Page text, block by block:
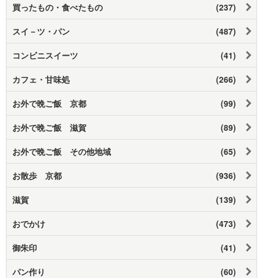
買ったもの・食べたもの (237)
スイ－ツ・パン (487)
コンビニスイーツ (41)
カフェ・甘味処 (266)
お外で晩ご飯 京都 (99)
お外で晩ご飯 滋賀 (89)
お外で晩ご飯 その他地域 (65)
お散歩 京都 (936)
滋賀 (139)
おでかけ (473)
御朱印 (41)
パン作り (60)